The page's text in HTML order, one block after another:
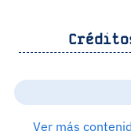
Ver más